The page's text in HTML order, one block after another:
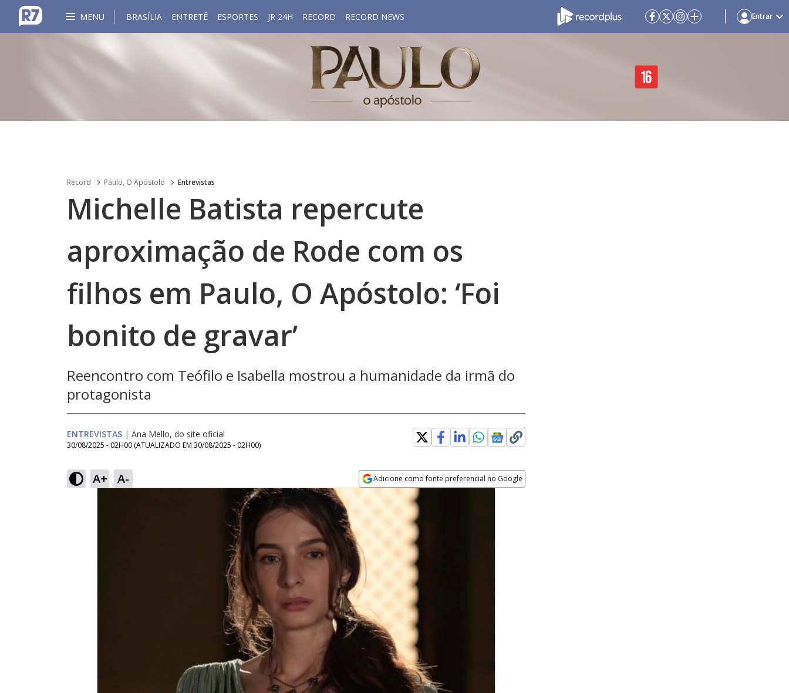
MENU BRASÍLIA ENTRETÊ ESPORTES JR 24H RECORD RECORD NEWS Entrar
Record Paulo, O Apóstolo Entrevistas
Michelle Batista repercute
aproximação de Rode com os
filhos em Paulo, O Apóstolo: ‘Foi
bonito de gravar’
Reencontro com Teófilo e Isabella mostrou a humanidade da irmã do
protagonista
ENTREVISTAS | Ana Mello, do site oficial
30/08/2025 - 02H00 (ATUALIZADO EM 30/08/2025 - 02H00)
A+ A- Adicione como fonte preferencial no Google
Opens in new window